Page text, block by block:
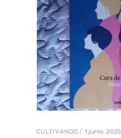
CULTIVANDO 1 junio, 2025